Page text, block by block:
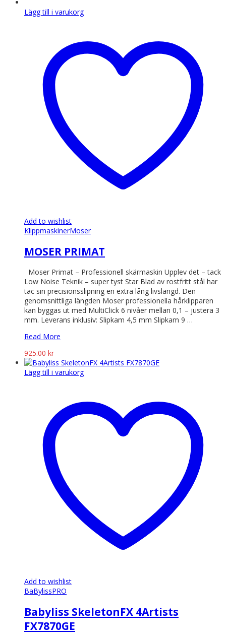
Lägg till i varukorg
Add to wishlist
KlippmaskinerMoser
MOSER PRIMAT
Moser Primat – Professionell skärmaskin Upplev det – tack
Low Noise Teknik – super tyst Star Blad av rostfritt stål har
tac sin precisionsslipning en extra lång livslängd. Den
genomsnittliga längden Moser professionella hårklipparen
kan byggas ut med MultiClick 6 nivåer mellan 0,1 – justera 3
mm. Leverans inklusiv: Slipkam 4,5 mm Slipkam 9 …
Read More
925.00 kr
Lägg till i varukorg
Add to wishlist
BaBylissPRO
Babyliss SkeletonFX 4Artists
FX7870GE